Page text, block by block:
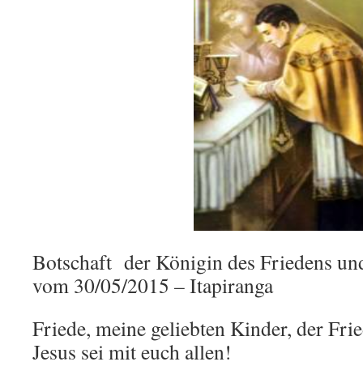
Botschaft der Königin des Friedens
vom 30/05/2015 – Itapiranga
Friede, meine geliebten Kinder, der
Jesus sei mit euch allen!